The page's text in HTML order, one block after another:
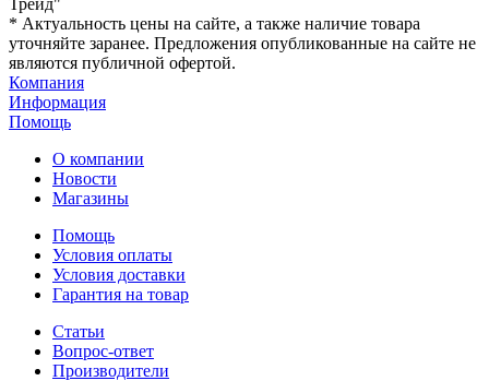
* Актуальность цены на сайте, а также наличие товара
уточняйте заранее. Предложения опубликованные на сайте не
являются публичной офертой.
Компания
Информация
Помощь
О компании
Новости
Магазины
Помощь
Условия оплаты
Условия доставки
Гарантия на товар
Статьи
Вопрос-ответ
Производители